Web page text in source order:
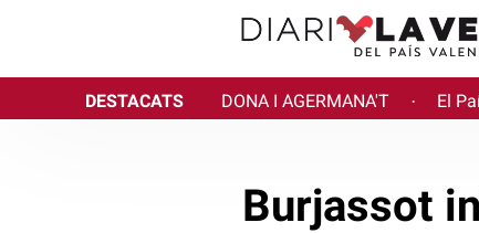
DESTACATS DONA I AGERMANA'T · El
Burjassot